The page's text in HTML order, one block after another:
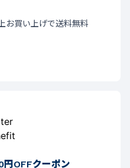
お買い上げで送料無料
円OFFクーポン